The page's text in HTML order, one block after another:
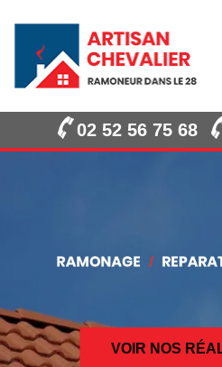
02 52 56 75 68
VOIR NOS